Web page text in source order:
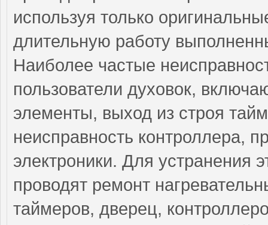
используя только
длительную работу
Наиболее частые
пользователи духовок,
элементы, выход из строя
неисправность контроллера,
электроники. Для устранения
проводят ремонт
таймеров, дверец,